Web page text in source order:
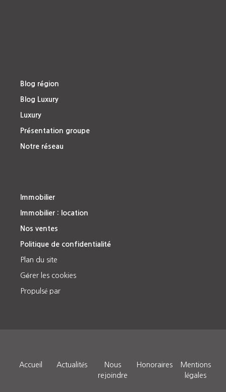
Blog région
Blog Luxury
Luxury
Présentation groupe
Notre réseau
Immobilier
Immobilier : location
Nos ventes
Politique de confidentialité
Plan du site
Gérer les cookies
Propulsé par
Accueil Actualités
Nous
rejoindre
Honoraires
Mentions
légales